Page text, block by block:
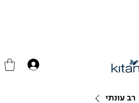
רב עונתי